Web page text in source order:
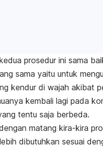
prosedur ini sama
sama yaitu untuk
kendur di wajah akibat
kembali lagi pada
tentu saja berbeda.
matang kira-kira
dibutuhkan sesuai